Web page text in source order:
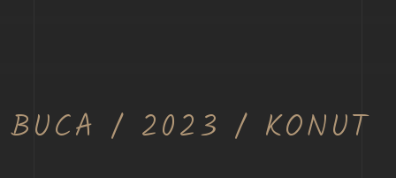
BUCA / 2023 / KONUT